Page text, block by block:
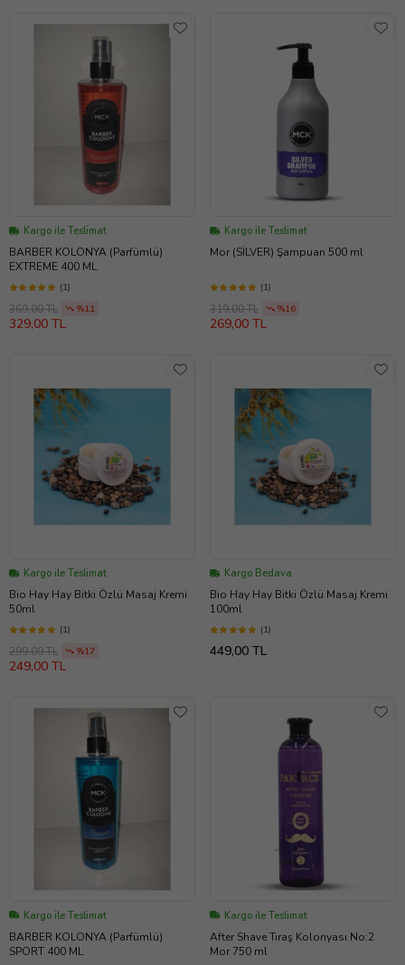
Kargo ile Teslimat
BARBER KOLONYA (Parfümlü)
EXTREME 400 ML
(1)
369,00 TL %11
329,00 TL
Kargo ile Teslimat
Mor (SİLVER) Şampuan 500 ml
(1)
319,00 TL %16
269,00 TL
Kargo ile Teslimat
Bio Hay Hay Bitki Özlü Masaj Kremi
50ml
(1)
299,00 TL %17
249,00 TL
Kargo Bedava
Bio Hay Hay Bitki Özlü Masaj Kremi
100ml
(1)
449,00 TL
Kargo ile Teslimat
BARBER KOLONYA (Parfümlü)
SPORT 400 ML
Kargo ile Teslimat
After Shave Tıraş Kolonyası No:2
Mor 750 ml